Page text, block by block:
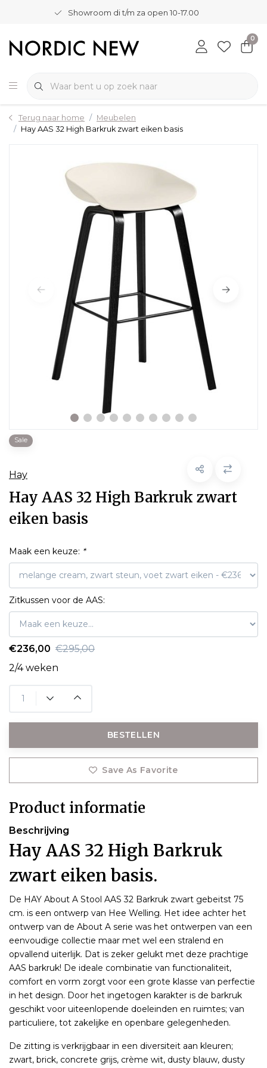
Showroom di t/m za open 10-17.00
0
Terug naar home
Meubelen
Hay AAS 32 High Barkruk zwart eiken basis
Sale
Hay
Hay AAS 32 High Barkruk zwart
eiken basis
Maak een keuze: *
Zitkussen voor de AAS:
€236,00 €295,00
2/4 weken
BESTELLEN
Save As Favorite
Product informatie
Beschrijving
Hay AAS 32 High Barkruk
zwart eiken basis.
De HAY About A Stool AAS 32 Barkruk zwart gebeitst 75
cm. is een ontwerp van Hee Welling. Het idee achter het
ontwerp van de About A serie was het ontwerpen van een
eenvoudige collectie maar met wel een stralend en
opvallend uiterlijk. Dat is zeker gelukt met deze prachtige
AAS barkruk! De ideale combinatie van functionaliteit,
comfort en vorm zorgt voor een grote klasse van perfectie
in het design. Door het ingetogen karakter is de barkruk
geschikt voor uiteenlopende doeleinden en ruimtes; van
particuliere, tot zakelijke en openbare gelegenheden.
De zitting is verkrijgbaar in een diversiteit aan kleuren;
zwart, brick, concrete grijs, crème wit, dusty blauw, dusty